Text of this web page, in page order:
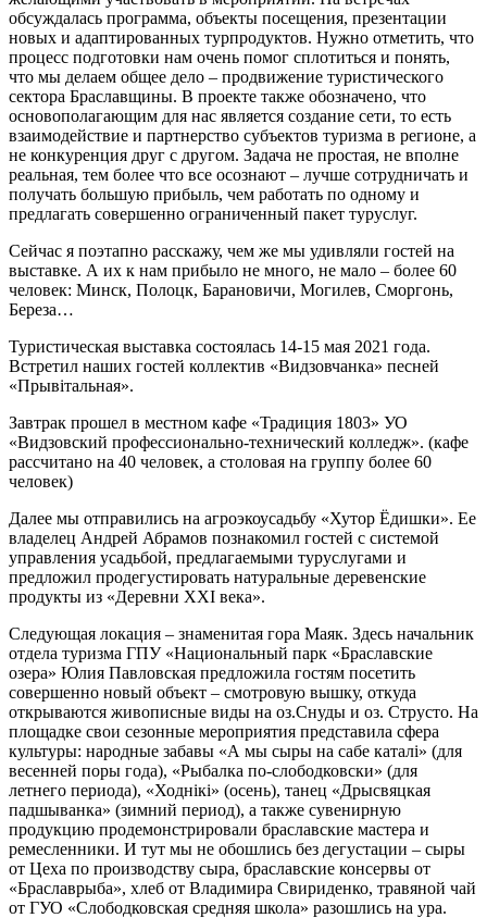
обсуждалась программа, объекты посещения, презентации
новых и адаптированных турпродуктов. Нужно отметить, что
процесс подготовки нам очень помог сплотиться и понять,
что мы делаем общее дело – продвижение туристического
сектора Браславщины. В проекте также обозначено, что
основополагающим для нас является создание сети, то есть
взаимодействие и партнерство субъектов туризма в регионе, а
не конкуренция друг с другом. Задача не простая, не вполне
реальная, тем более что все осознают – лучше сотрудничать и
получать большую прибыль, чем работать по одному и
предлагать совершенно ограниченный пакет туруслуг.
Сейчас я поэтапно расскажу, чем же мы удивляли гостей на
выставке. А их к нам прибыло не много, не мало – более 60
человек: Минск, Полоцк, Барановичи, Могилев, Сморгонь,
Береза…
Туристическая выставка состоялась 14-15 мая 2021 года.
Встретил наших гостей коллектив «Видзовчанка» песней
«Прывітальная».
Завтрак прошел в местном кафе «Традиция 1803» УО
«Видзовский профессионально-технический колледж». (кафе
рассчитано на 40 человек, а столовая на группу более 60
человек)
Далее мы отправились на агроэкоусадьбу «Хутор Ёдишки». Ее
владелец Андрей Абрамов познакомил гостей с системой
управления усадьбой, предлагаемыми туруслугами и
предложил продегустировать натуральные деревенские
продукты из «Деревни XXI века».
Следующая локация – знаменитая гора Маяк. Здесь начальник
отдела туризма ГПУ «Национальный парк «Браславские
озера» Юлия Павловская предложила гостям посетить
совершенно новый объект – смотровую вышку, откуда
открываются живописные виды на оз.Снуды и оз. Струсто. На
площадке свои сезонные мероприятия представила сфера
культуры: народные забавы «А мы сыры на сабе каталі» (для
весенней поры года), «Рыбалка по-слободковски» (для
летнего периода), «Ходнікі» (осень), танец «Дрысвяцкая
падшыванка» (зимний период), а также сувенирную
продукцию продемонстрировали браславские мастера и
ремесленники. И тут мы не обошлись без дегустации – сыры
от Цеха по производству сыра, браславские консервы от
«Браславрыба», хлеб от Владимира Свириденко, травяной чай
от ГУО «Слободковская средняя школа» разошлись на ура.